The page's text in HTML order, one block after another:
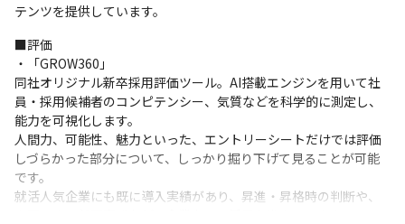
テンツを提供しています。
■評価
・「GROW360」
同社オリジナル新卒採用評価ツール。AI搭載エンジンを用いて社
員・採用候補者のコンピテンシー、気質などを科学的に測定し、
能力を可視化します。
人間力、可能性、魅力といった、エントリーシートだけでは評価
しづらかった部分について、しっかり掘り下げて見ることが可能
です。
就活人気企業にも既に導入実績があり、昇進・昇格時の判断や、